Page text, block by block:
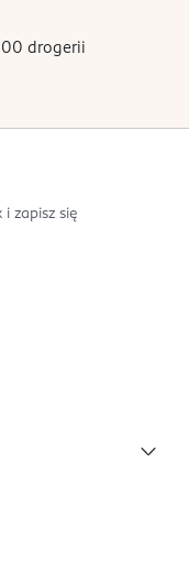
design
Posiada
zębów.
zakupem.
0%
0%
drogerii
zapisz się